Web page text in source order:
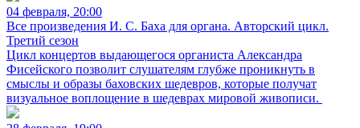
04 февраля, 20:00
Все произведения И. С. Баха для органа. Авторский цикл.
Третий сезон
Цикл концертов выдающегося органиста Александра
Фисейского позволит слушателям глубже проникнуть в
смыслы и образы баховских шедевров, которые получат
визуальное воплощение в шедеврах мировой живописи.